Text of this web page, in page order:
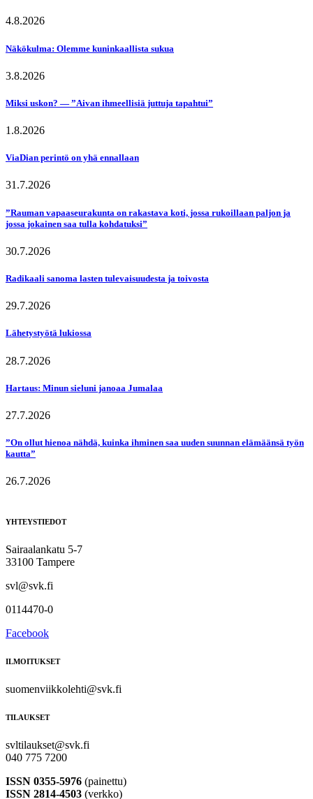
4.8.2026
Näkökulma: Olemme kuninkaallista sukua
3.8.2026
Miksi uskon? — ”Aivan ihmeellisiä juttuja tapahtui”
1.8.2026
ViaDian perintö on yhä ennallaan
31.7.2026
”Rauman vapaaseurakunta on rakastava koti, jossa rukoillaan paljon ja
jossa jokainen saa tulla kohdatuksi”
30.7.2026
Radikaali sanoma lasten tulevaisuudesta ja toivosta
29.7.2026
Lähetystyötä lukiossa
28.7.2026
Hartaus: Minun sieluni janoaa Jumalaa
27.7.2026
”On ollut hienoa nähdä, kuinka ihminen saa uuden suunnan elämäänsä työn
kautta”
26.7.2026
YHTEYSTIEDOT
Sairaalankatu 5-7
33100 Tampere
svl@svk.fi
0114470-0
Facebook
ILMOITUKSET
suomenviikkolehti@svk.fi
TILAUKSET
svltilaukset@svk.fi
040 775 7200
ISSN 0355-5976 (painettu)
ISSN 2814-4503 (verkko)